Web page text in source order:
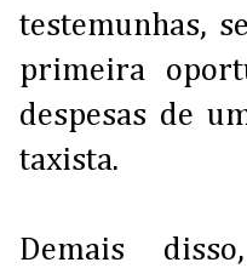
testemunhas,
primeira
despesas de
taxista.
Demais